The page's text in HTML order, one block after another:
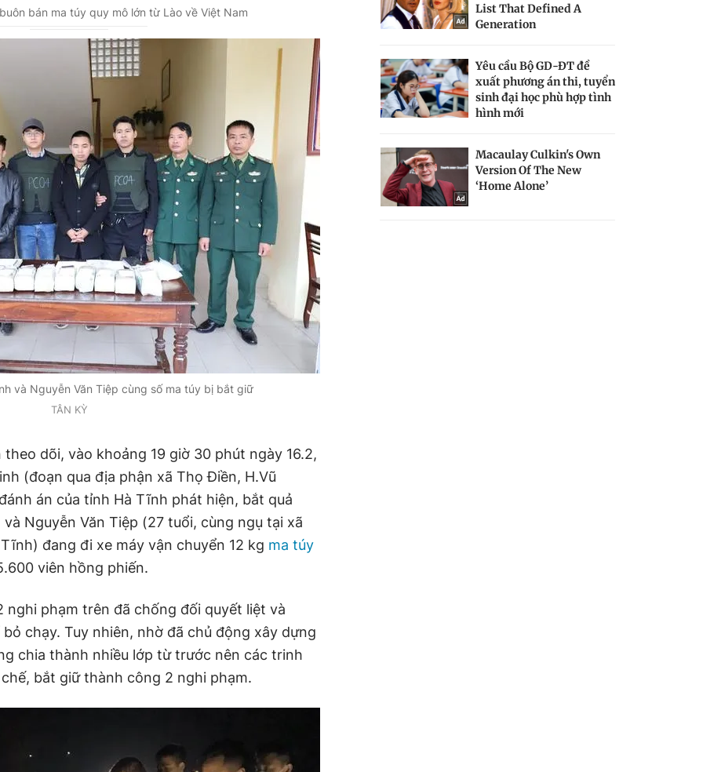
bán ma túy quy mô lớn từ Lào về Việt Nam
và Nguyễn Văn Tiệp cùng số ma túy bị bắt giữ
TÂN KỲ
dõi, vào khoảng 19 giờ 30 phút ngày 16.2,
(đoạn qua địa phận xã Thọ Điền, H.Vũ
án của tỉnh Hà Tĩnh phát hiện, bắt quả
Nguyễn Văn Tiệp (27 tuổi, cùng ngụ tại xã
đang đi xe máy vận chuyển 12 kg ma túy
viên hồng phiến.
nghi phạm trên đã chống đối quyết liệt và
chạy. Tuy nhiên, nhờ đã chủ động xây dựng
chia thành nhiều lớp từ trước nên các trinh
bắt giữ thành công 2 nghi phạm.